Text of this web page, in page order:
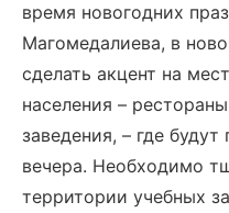
время новогодних
Магомедалиева, в
сделать акцент на
населения –
заведения, – где
вечера. Необходимо
территории учебных